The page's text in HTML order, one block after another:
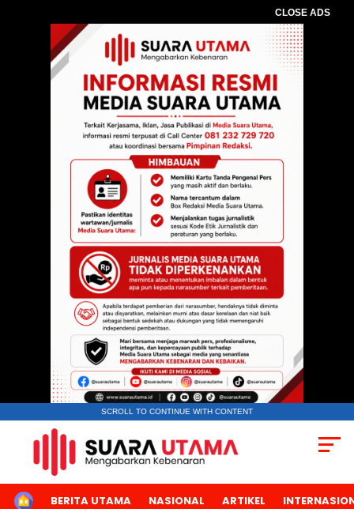
CLOSE ADS
SCROLL TO CONTINUE WITH CONTENT
HOMEBERITA UTAMA NASIONAL ARTIKEL